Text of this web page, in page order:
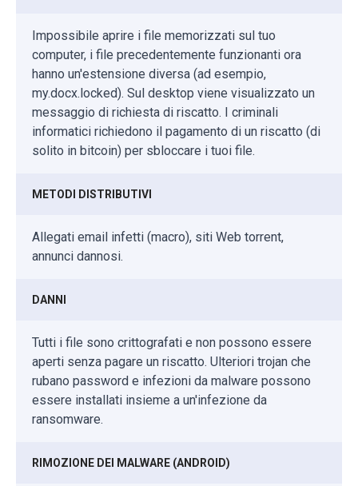
Impossibile aprire i file memorizzati sul tuo
computer, i file precedentemente funzionanti ora
hanno un'estensione diversa (ad esempio,
my.docx.locked). Sul desktop viene visualizzato un
messaggio di richiesta di riscatto. I criminali
informatici richiedono il pagamento di un riscatto (di
solito in bitcoin) per sbloccare i tuoi file.
METODI DISTRIBUTIVI
Allegati email infetti (macro), siti Web torrent,
annunci dannosi.
DANNI
Tutti i file sono crittografati e non possono essere
aperti senza pagare un riscatto. Ulteriori trojan che
rubano password e infezioni da malware possono
essere installati insieme a un'infezione da
ransomware.
RIMOZIONE DEI MALWARE (ANDROID)